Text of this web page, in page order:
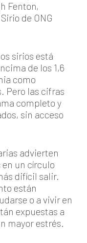
Fenton,
de ONG
sirios está
de los 1,6
como
Pero las cifras
completo y
sin acceso
advierten
un círculo
difícil salir.
están
o a vivir en
expuestas a
mayor estrés.